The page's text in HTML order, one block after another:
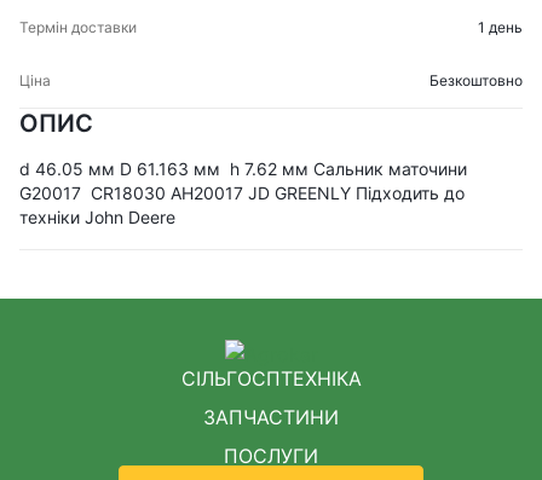
ОПИС
d 46.05 мм D 61.163 мм h 7.62 мм Сальник маточини
G20017 CR18030 AH20017 JD GREENLY Підходить до
техніки John Deere
1 день
Безкоштовно
СІЛЬГОСПТЕХНІКА
ЗАПЧАСТИНИ
ПОСЛУГИ